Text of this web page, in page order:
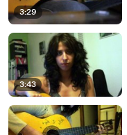
3:29
3:43